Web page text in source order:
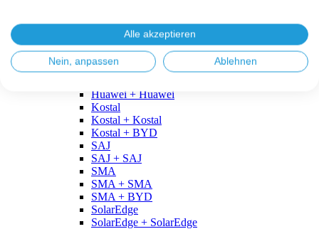
Fronius + BYD
GoodWe
GoodWe + GoodWe
GoodWe + BYD
Huawei + Huawei
Kostal
Kostal + Kostal
Kostal + BYD
SAJ
SAJ + SAJ
SMA
SMA + SMA
SMA + BYD
SolarEdge
SolarEdge + SolarEdge
Alle akzeptieren
Nein, anpassen Ablehnen